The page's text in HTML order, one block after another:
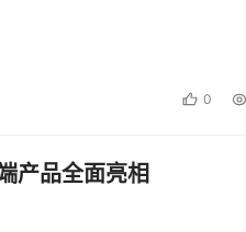
电数智产业生态负责人吴岳在
化引擎，实现从预防、诊断、
0
产品全面亮相